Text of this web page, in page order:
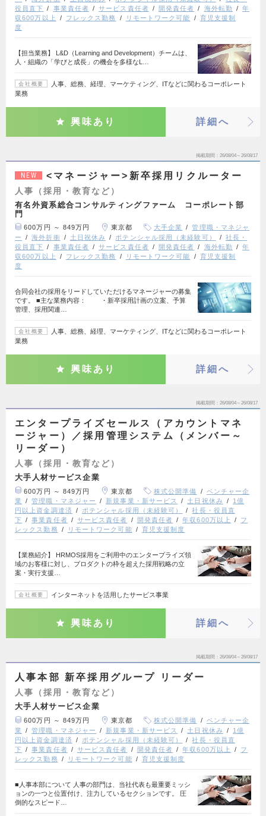
役員直下
事業責任者 サービス責任者 開発責任者 海外転勤
年
収600万以上
フレックス勤務 リモートワーク可能
育児支援制
度
【担当業務】 L&D（Learning and Development）チームは、
人・組織の「学びと成長」の機会を多様なL…
会社概要
人事、総務、経理、マーケティング、ITなどに関わるコーポレート
業務
興味あり 詳細へ
掲載期間 26/08/04～26/08/17
NEW <マネージャー>新卒採用リクルーター
人事（採用・教育など）
有名外資系総合コンサルティングファーム コーポレート部
門
600万円 ～ 849万円 東京都 大手企業
管理職・マネジャ
ー
海外折衝 土日祝休み ポテンシャル採用（未経験可）
社長・
役員直下
事業責任者 サービス責任者 開発責任者 海外転勤
年
収600万以上
フレックス勤務 リモートワーク可能
育児支援制
度
合同会社の採用をリードしていただけるマネージャーの募集
です。 ■主な業務内容： ・新卒採用計画の立案、予算
管理、採用関連…
会社概要
人事、総務、経理、マーケティング、ITなどに関わるコーポレート
業務
興味あり 詳細へ
掲載期間 26/08/04～26/08/17
エンタープライズセールス（アカウントマネ
ージャー）／採用管理システム（メンバー～
リーダー）
人事（採用・教育など）
大手人材サービス企業
600万円 ～ 849万円 東京都 株式公開準備
ベンチャー企
業
管理職・マネジャー 新規事業・新サービス 土日祝休み
1億
円以上資金調達済
ポテンシャル採用（未経験可）
社長・役員直
下
事業責任者 サービス責任者 開発責任者 年収600万以上
フ
レックス勤務
リモートワーク可能 育児支援制度
【業務紹介】 HRMOS採用をご利用中のエンタープライズ領
域のお客様に対し、プロダクトの枠を超えた採用戦略の立
案・実行支援…
会社概要 インターネットを活用したサービス事業
興味あり 詳細へ
掲載期間 26/08/04～26/08/17
人事本部 新卒採用グループ リーダー
人事（採用・教育など）
大手人材サービス企業
600万円 ～ 849万円 東京都 株式公開準備
ベンチャー企
業
管理職・マネジャー 新規事業・新サービス 土日祝休み
1億
円以上資金調達済
ポテンシャル採用（未経験可）
社長・役員直
下
事業責任者 サービス責任者 開発責任者 年収600万以上
フ
レックス勤務
リモートワーク可能 育児支援制度
■人事本部について 人事の部門は、当社代表も最重要ミッシ
ョンの一つと位置付け、注力しているセクションです。 圧
倒的なスピード…